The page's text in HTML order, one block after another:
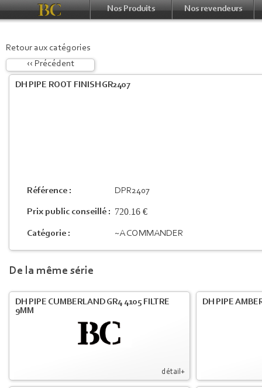
Nos Produits Nos revendeurs
Retour aux catégories
‹‹ Précédent
DH PIPE ROOT FINISH GR2407
Référence : DPR2407
Prix public conseillé : 720.16 €
Catégorie : ~A COMMANDER
De la même série
détail+
DH PIPE CUMBERLAND GR4 4105 FILTRE
9MM
DH PIPE